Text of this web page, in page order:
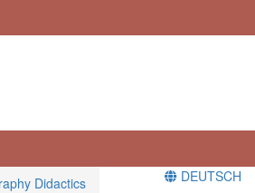
Didactics
DEUTSCH